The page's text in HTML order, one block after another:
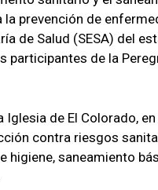
prevención de
de Salud (SESA) del
de la
de El Colorado,
contra riesgos
higiene, saneamiento